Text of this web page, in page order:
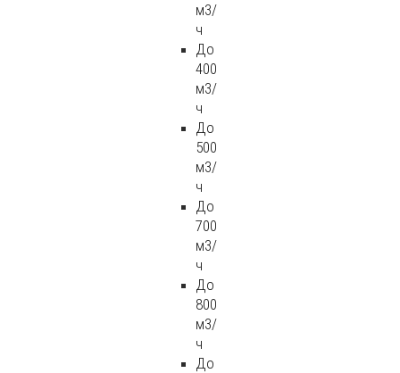
м3/
ч
До
400
м3/
ч
До
500
м3/
ч
До
700
м3/
ч
До
800
м3/
ч
До